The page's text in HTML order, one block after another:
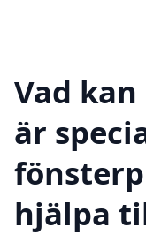
Vad
är
hjälpa